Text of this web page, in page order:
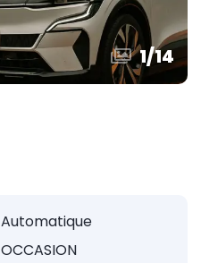
1/14
Automatique
OCCASION